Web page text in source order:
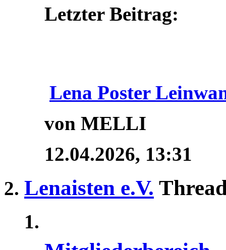
Letzter Beitrag:
Lena Poster
von MELLI
12.04.2026, 13:31
Lenaisten e.V.